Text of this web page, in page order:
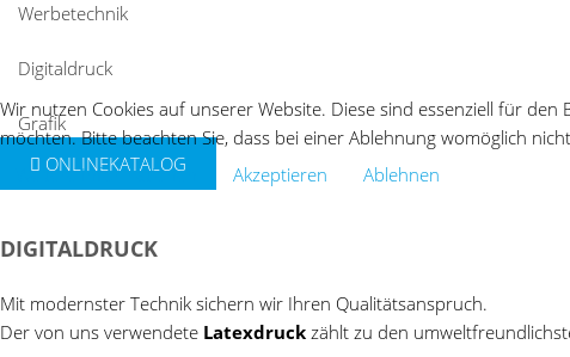
Werbetechnik
Digitaldruck
Grafik
ONLINEKATALOG
DIGITALDRUCK
Mit modernster Technik sichern wir Ihren Qualitätsanspruch.
Der von uns verwendete Latexdruck zählt zu den
Wir nutzen Cookies auf unserer Website. Diese sind essenziell für den
möchten. Bitte beachten Sie, dass bei einer Ablehnung womöglich
Weitere Informationen
Akzeptieren Ablehnen